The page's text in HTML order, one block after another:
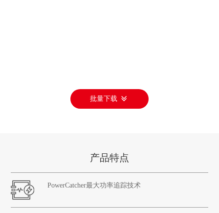
批量下载
产品特点
PowerCatcher最大功率追踪技术